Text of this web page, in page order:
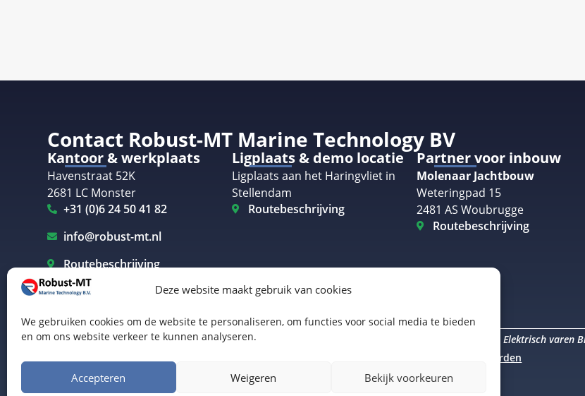
Deze website maakt gebruik van cookies
We gebruiken cookies om de website te personaliseren, om functies voor social media te bieden
en om ons website verkeer te kunnen analyseren.
Accepteren Weigeren Bekijk voorkeuren
Contact Robust-MT Marine Technology BV
Kantoor & werkplaats
Havenstraat 52K
2681 LC Monster
+31 (0)6 24 50 41 82
info@robust-mt.nl
Routebeschrijving
Ligplaats & demo locatie
Ligplaats aan het Haringvliet in
Stellendam
Routebeschrijving
Partner voor inbouw
Molenaar Jachtbouw
Weteringpad 15
2481 AS Woubrugge
Routebeschrijving
Elektrisch varen Westland Elektrisch varen Rotterdam Elektrisch varen
Algemene voorwaarden